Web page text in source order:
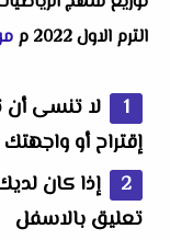
الترم الاول 2022 م
لا تنسى أن
إقتراح أو
إذا كان
تعليق بالاسفل